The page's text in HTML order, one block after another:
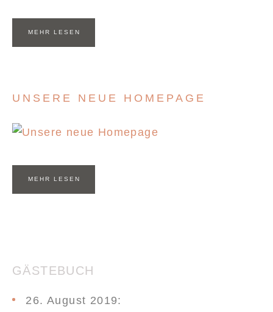
MEHR LESEN
UNSERE NEUE HOMEPAGE
MEHR LESEN
GÄSTEBUCH
26. August 2019: